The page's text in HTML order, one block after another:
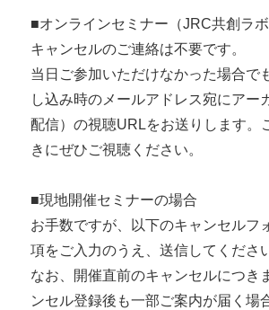
■オンラインセミナー（JRC共創ラ
キャンセルのご連絡は不要です。
当日ご参加いただけなかった場合で
し込み時のメールアドレス宛にアー
配信）の視聴URLをお送りします。
きにぜひご視聴ください。
■現地開催セミナーの場合
お手数ですが、以下のキャンセルフ
項をご入力のうえ、送信してくださ
なお、開催直前のキャンセルにつき
ンセル登録後も一部ご案内が届く場